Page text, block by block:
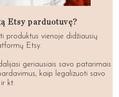
Etsy parduotuvę?
produktus vienoje didžiausių
Etsy.
geriausiais savo patarimais
kaip legalizuoti savo
kt.